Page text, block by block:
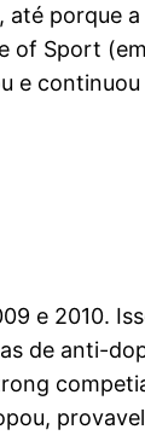
porque
Sport
e
e 2010.
de anti-